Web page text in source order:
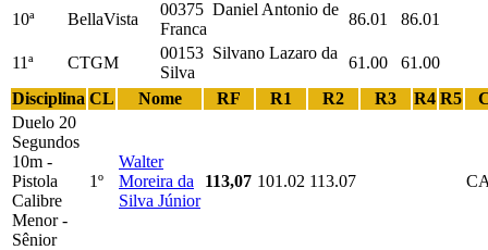
10ª BellaVista
00375 Daniel Antonio de
Franca
86.01 86.01
11ª CTGM
00153 Silvano Lazaro da
Silva
61.00
61.00
Disciplina CL Nome RF R1 R2 R3 R4 R5
Duelo 20
Segundos
10m -
Pistola
Calibre
Menor -
Sênior
1º
Walter
Moreira da
Silva Júnior
113,07 101.02 113.07